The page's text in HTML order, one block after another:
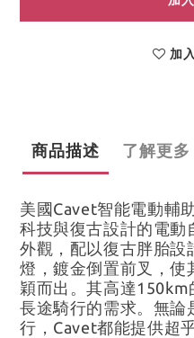
加
商品描述 了解更多
美國Cavet智能電動輔
科技與復古設計的電動
外觀，配以復古胖胎設
燈，鍍金倒置前叉，使
穎而出。其高達150km
長途騎行的需求。無論
行，Cavet都能提供超